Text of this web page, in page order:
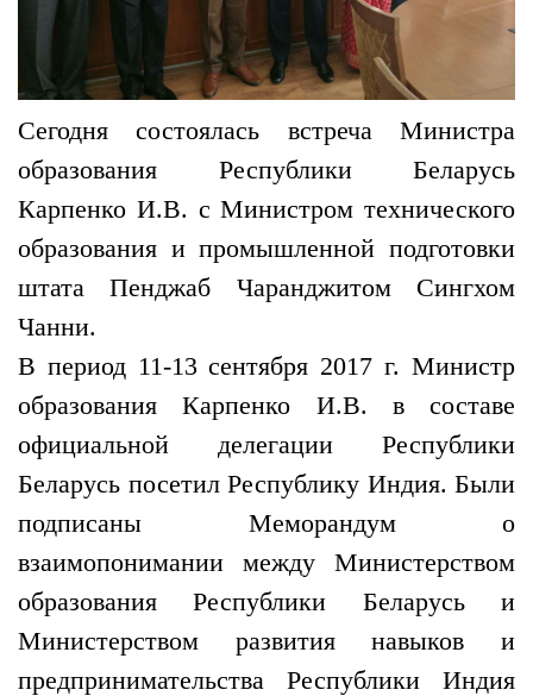
Сегодня состоялась встреча Министра
образования Республики Беларусь
Карпенко И.В. с Министром технического
образования и промышленной подготовки
штата Пенджаб Чаранджитом Сингхом
Чанни.
В период 11-13 сентября 2017 г. Министр
образования Карпенко И.В. в составе
официальной делегации Республики
Беларусь посетил Республику Индия. Были
подписаны Меморандум о
взаимопонимании между Министерством
образования Республики Беларусь и
Министерством развития навыков и
предпринимательства Республики Индия